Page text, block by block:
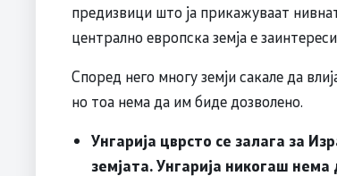
предизвици што ја прикажуваат
централно европска земја е
Според него многу земји сакале да
но тоа нема да им биде дозволено.
Унгарија цврсто се залага за
земјата. Унгарија никогаш